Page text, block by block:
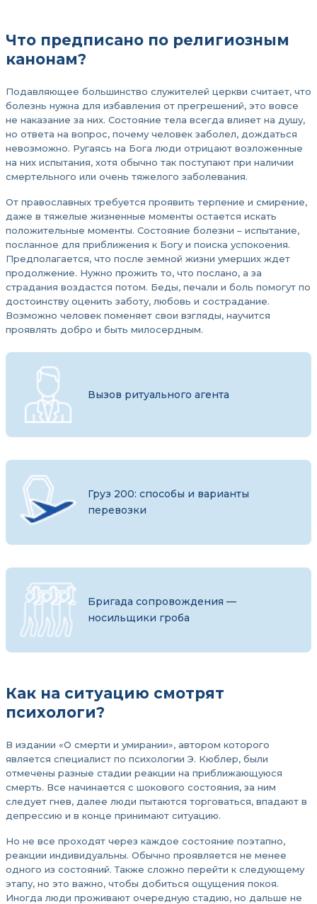
Что предписано по религиозным
канонам?
Подавляющее большинство служителей церкви считает, что
болезнь нужна для избавления от прегрешений, это вовсе
не наказание за них. Состояние тела всегда влияет на душу,
но ответа на вопрос, почему человек заболел, дождаться
невозможно. Ругаясь на Бога люди отрицают возложенные
на них испытания, хотя обычно так поступают при наличии
смертельного или очень тяжелого заболевания.
От православных требуется проявить терпение и смирение,
даже в тяжелые жизненные моменты остается искать
положительные моменты. Состояние болезни – испытание,
посланное для приближения к Богу и поиска успокоения.
Предполагается, что после земной жизни умерших ждет
продолжение. Нужно прожить то, что послано, а за
страдания воздастся потом. Беды, печали и боль помогут по
достоинству оценить заботу, любовь и сострадание.
Возможно человек поменяет свои взгляды, научится
проявлять добро и быть милосердным.
Вызов ритуального агента
Груз 200: способы и варианты
перевозки
Бригада сопровождения —
носильщики гроба
Как на ситуацию смотрят
психологи?
В издании «О смерти и умирании», автором которого
является специалист по психологии Э. Кюблер, были
отмечены разные стадии реакции на приближающуюся
смерть. Все начинается с шокового состояния, за ним
следует гнев, далее люди пытаются торговаться, впадают в
депрессию и в конце принимают ситуацию.
Но не все проходят через каждое состояние поэтапно,
реакции индивидуальны. Обычно проявляется не менее
одного из состояний. Также сложно перейти к следующему
этапу, но это важно, чтобы добиться ощущения покоя.
Иногда люди проживают очередную стадию, но дальше не